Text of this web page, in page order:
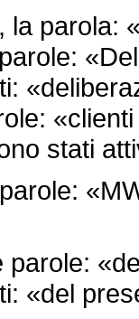
parola:
stati
«del